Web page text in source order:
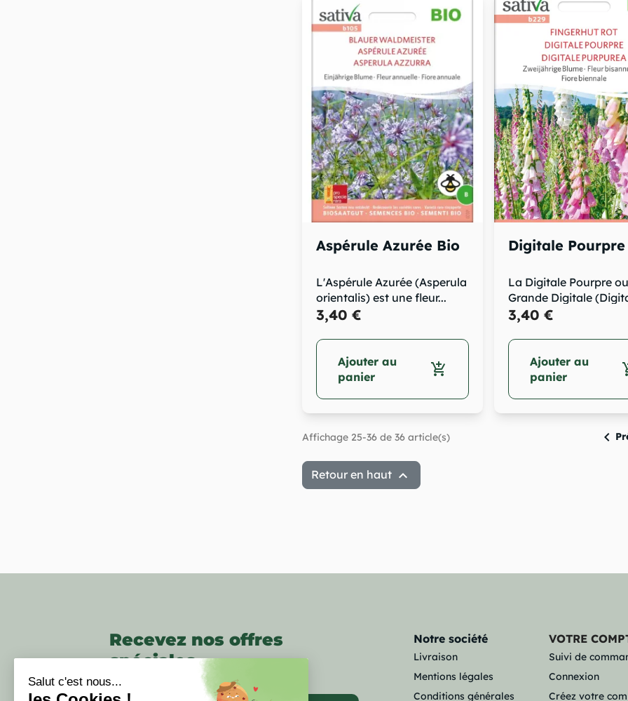
Aspérule Azurée Bio
L'Aspérule Azurée (Asperula
orientalis) est une fleur...
3,40 €
Ajouter au
panier
add_shopping_cart
Digitale Pourpre
La Digitale Pourpre ou
Grande Digitale
purpurea)...
3,40 €
Ajouter au
panier
Affichage 25-36 de 36 article(s) 
Retour en haut 
Recevez nos offres
spéciales
Notre société
Livraison
Mentions légales
Conditions générales
VOTRE
Suivi de
Connexion
Créez votre